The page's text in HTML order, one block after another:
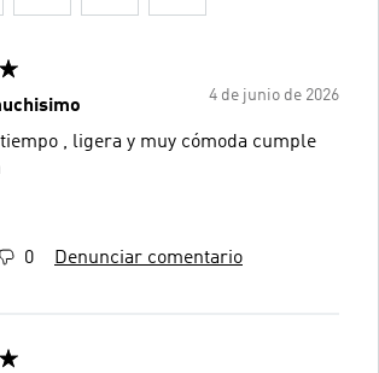
4 de junio de 2026
, ligera y muy cómoda cumple
0 Denunciar comentario